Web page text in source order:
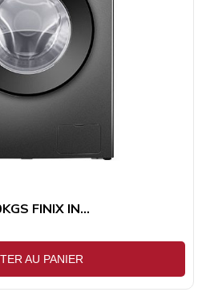
FINIX IN...
AU PANIER